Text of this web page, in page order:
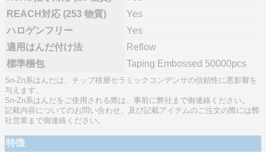
REACH対応 (253 物質)
Yes
ハロゲンフリー
Yes
適用はんだ付け法
Reflow
標準梱包
Taping Embossed 50000pcs
Sn-Zn系はんだは、チップ積層セラミックコンデンサの信頼性に悪影響を
与えます。
Sn-Zn系はんだをご使用される際は、事前に弊社まで御連絡ください。
記載内容についてのお問い合わせ、及び記載アイテムのご注文の際には弊
社営業まで御連絡ください。
特徴